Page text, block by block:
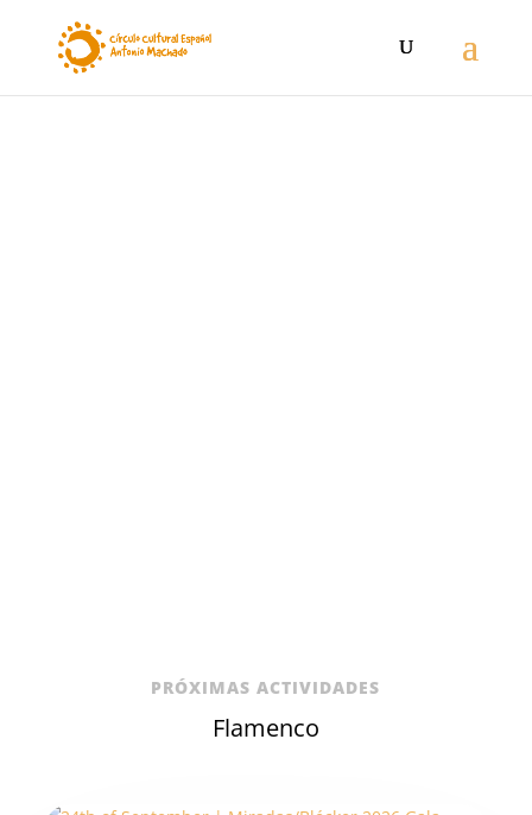
PRÓXIMAS ACTIVIDADES
Flamenco